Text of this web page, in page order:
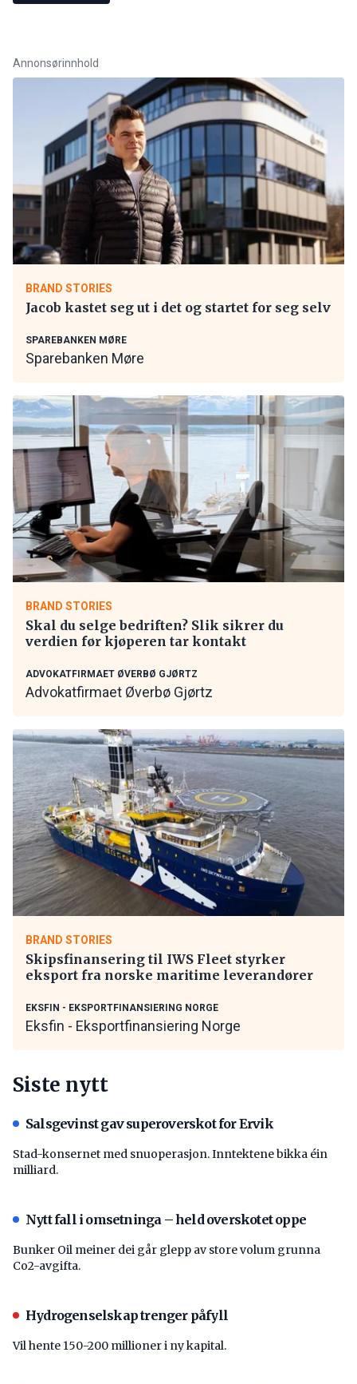
Annonsørinnhold
BRAND STORIES
Jacob kastet seg ut i det og startet for seg selv
SPAREBANKEN MØRE
Sparebanken Møre
BRAND STORIES
Skal du selge bedriften? Slik sikrer du
verdien før kjøperen tar kontakt
ADVOKATFIRMAET ØVERBØ GJØRTZ
Advokatfirmaet Øverbø Gjørtz
BRAND STORIES
Skipsfinansering til IWS Fleet styrker
eksport fra norske maritime leverandører
EKSFIN - EKSPORTFINANSIERING NORGE
Eksfin - Eksportfinansiering Norge
Siste nytt
Salsgevinst gav superoverskot for Ervik
Stad-konsernet med snuoperasjon. Inntektene bikka éin
milliard.
Nytt fall i omsetninga – held overskotet oppe
Bunker Oil meiner dei går glepp av store volum grunna
Co2-avgifta.
Hydrogenselskap trenger påfyll
Vil hente 150-200 millioner i ny kapital.